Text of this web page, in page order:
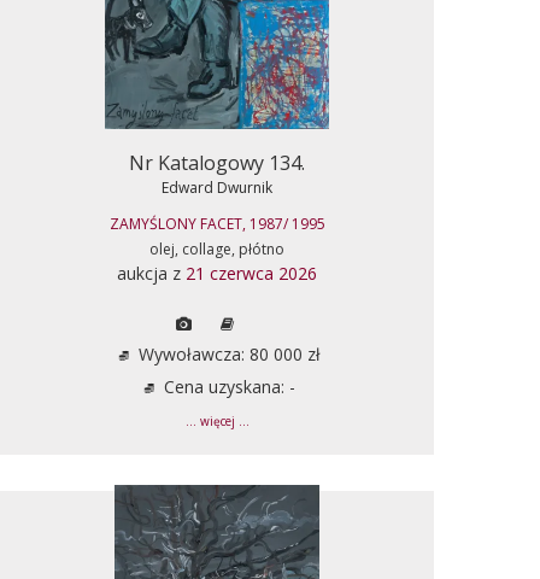
Nr Katalogowy 134.
Edward Dwurnik
ZAMYŚLONY FACET, 1987/ 1995
olej, collage, płótno
aukcja z 21 czerwca 2026
Wywoławcza: 80 000 zł
Cena uzyskana: -
... więcej ...